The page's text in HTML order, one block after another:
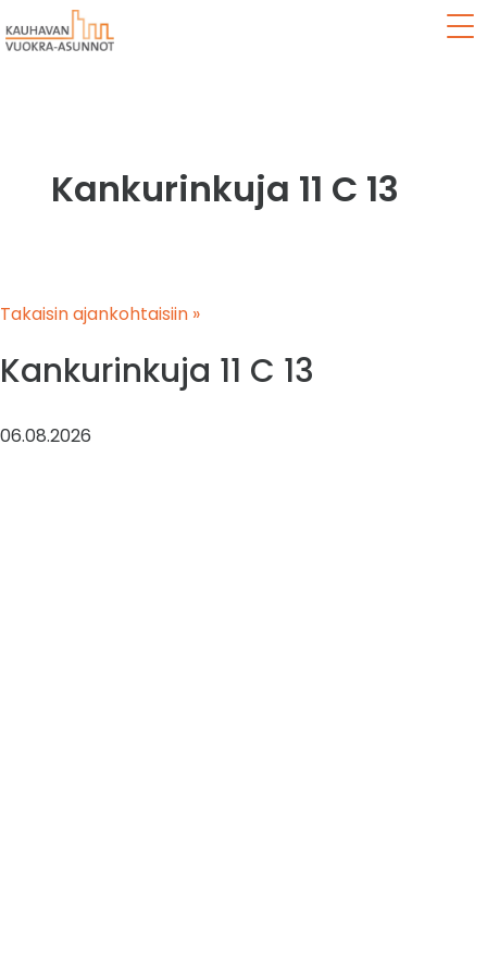
Kankurinkuja 11 C 13
Takaisin ajankohtaisiin »
Kankurinkuja 11 C 13
06.08.2026